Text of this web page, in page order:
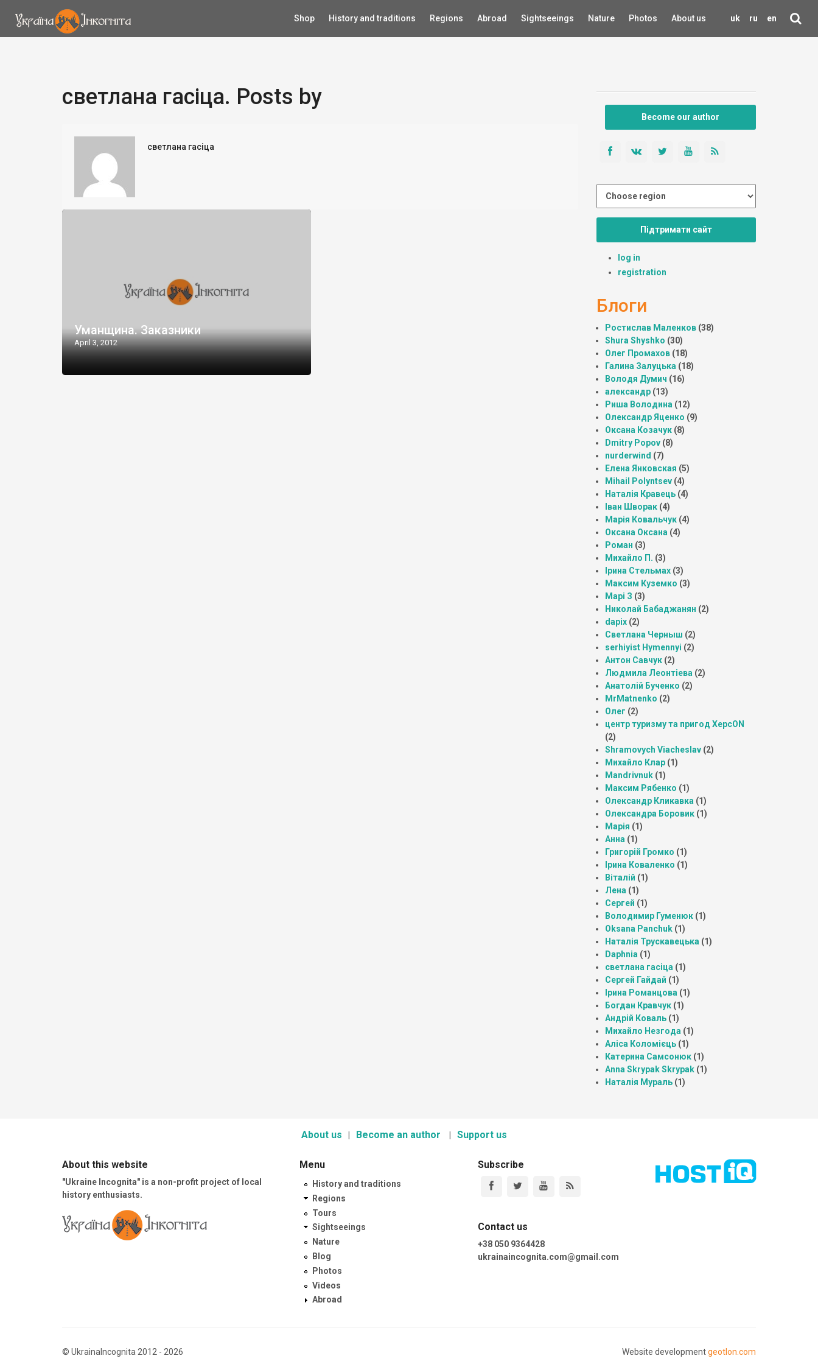
uk ru en
Shop History and traditions Regions Abroad Sightseeings Nature Photos About us
светлана гасіца. Posts by
светлана гасіца
Уманщина. Заказники
April 3, 2012
Become our author
Підтримати сайт
log in
registration
Блоги
Ростислав Маленков(38)
Shura Shyshko (30)
Олег Промахов(18)
Галина Залуцька (18)
Володя Думич (16)
александр(13)
Риша Володина (12)
Олександр Яценко (9)
Оксана Козачук(8)
Dmitry Popov(8)
nurderwind (7)
Елена Янковская (5)
Mihail Polyntsev(4)
Наталія Кравець(4)
Іван Шворак(4)
Марія Ковальчук(4)
Оксана Оксана (4)
Роман (3)
Михайло П. (3)
Ірина Стельмах(3)
Максим Куземко (3)
Марі З (3)
Николай Бабаджанян (2)
dapix(2)
Светлана Черныш (2)
serhiyist Hymennyi (2)
Антон Савчук(2)
Людмила Леонтіева (2)
Анатолій Бученко (2)
MrMatnenko (2)
Олег (2)
центр туризму та пригод ХерсON
(2)
Shramovych Viacheslav(2)
Михайло Клар(1)
Mandrivnuk(1)
Максим Рябенко (1)
Олександр Кликавка (1)
Олександра Боровик(1)
Марія (1)
Анна (1)
Григорій Громко (1)
Ірина Коваленко (1)
Віталій (1)
Лена (1)
Сергей (1)
Володимир Гуменюк(1)
Oksana Panchuk(1)
Наталія Трускавецька (1)
Daphnia (1)
светлана гасіца (1)
Сергей Гайдай (1)
Ірина Романцова (1)
Богдан Кравчук(1)
Андрій Коваль(1)
Михайло Незгода (1)
Аліса Коломієць(1)
Катерина Самсонюк(1)
Anna Skrypak Skrypak(1)
Наталія Мураль(1)
About us Become an author Support us
About this website
"Ukraine Incognita" is a non-profit project of local
history enthusiasts.
Menu
History and traditions
Regions
Tours
Sightseeings
Nature
Blog
Photos
Videos
Abroad
Subscribe
Contact us
+38 050 9364428
ukrainaincognita.com@gmail.com
© UkrainaIncognita 2012 - 2026 Website developmentgeotlon.com